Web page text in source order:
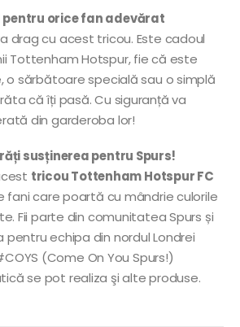
pentru orice fan adevărat
drag cu acest tricou. Este cadoul
Tottenham Hotspur, fie că este
o sărbătoare specială sau o simplă
că îți pasă. Cu siguranță va
din garderoba lor!
susținerea pentru Spurs!
tricou Tottenham Hotspur FC
fani care poartă cu mândrie culorile
Fii parte din comunitatea Spurs și
echipa din nordul Londrei
(Come On You Spurs!)
se pot realiza şi alte produse.